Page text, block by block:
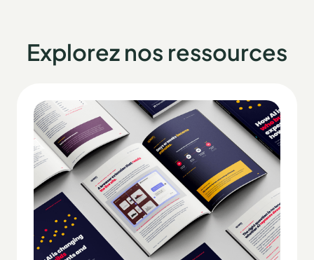
Explorez nos ressources